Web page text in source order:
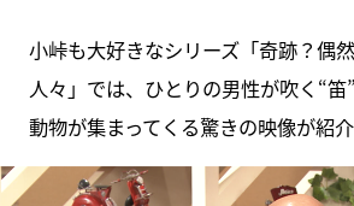
小峠も大好きなシリーズ「奇跡？
人々」では、ひとりの男性が吹く“笛
動物が集まってくる驚きの映像が紹介